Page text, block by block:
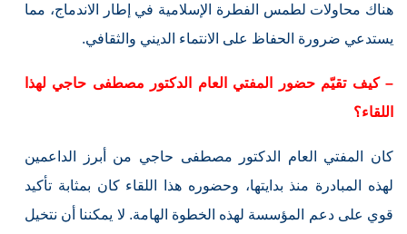
هناك محاولات لطمس الفطرة الإسلامية في إطار الاندماج، مما
يستدعي ضرورة الحفاظ على الانتماء الديني والثقافي.
– كيف تقيّم حضور المفتي العام الدكتور مصطفى حاجي لهذا
اللقاء؟
كان المفتي العام الدكتور مصطفى حاجي من أبرز الداعمين
لهذه المبادرة منذ بدايتها، وحضوره هذا اللقاء كان بمثابة تأكيد
قوي على دعم المؤسسة لهذه الخطوة الهامة. لا يمكننا أن نتخيل